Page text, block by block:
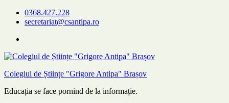
Skip
0368.427.228
secretariat@csantipa.ro
de
Grigore
Brașov
Colegiul de Științe "Grigore Antipa" Brașov
Educația se face pornind de la informație.